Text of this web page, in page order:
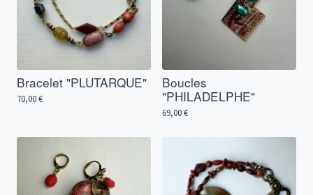
Bracelet "PLUTARQUE"
70,00€
Boucles
"PHILADELPHE"
69,00€